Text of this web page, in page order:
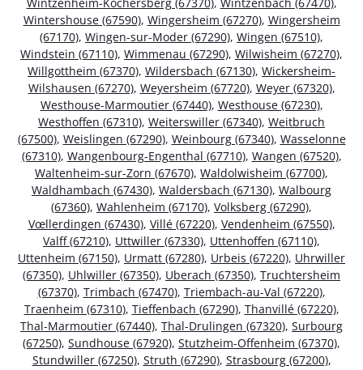
Wintershouse (67590), Wingersheim (67270), Wingersheim
(67170), Wingen-sur-Moder (67290), Wingen (67510),
Windstein (67110), Wimmenau (67290), Wilwisheim (67270),
Willgottheim (67370), Wildersbach (67130), Wickersheim-
Wilshausen (67270), Weyersheim (67720), Weyer (67320),
Westhouse-Marmoutier (67440), Westhouse (67230),
Westhoffen (67310), Weiterswiller (67340), Weitbruch
(67500), Weislingen (67290), Weinbourg (67340), Wasselonne
(67310), Wangenbourg-Engenthal (67710), Wangen (67520),
Waltenheim-sur-Zorn (67670), Waldolwisheim (67700),
Waldhambach (67430), Waldersbach (67130), Walbourg
(67360), Wahlenheim (67170), Volksberg (67290),
Vœllerdingen (67430), Villé (67220), Vendenheim (67550),
Valff (67210), Uttwiller (67330), Uttenhoffen (67110),
Uttenheim (67150), Urmatt (67280), Urbeis (67220), Uhrwiller
(67350), Uhlwiller (67350), Uberach (67350), Truchtersheim
(67370), Trimbach (67470), Triembach-au-Val (67220),
Traenheim (67310), Tieffenbach (67290), Thanvillé (67220),
Thal-Marmoutier (67440), Thal-Drulingen (67320), Surbourg
(67250), Sundhouse (67920), Stutzheim-Offenheim (67370),
Stundwiller (67250), Struth (67290), Strasbourg (67200),